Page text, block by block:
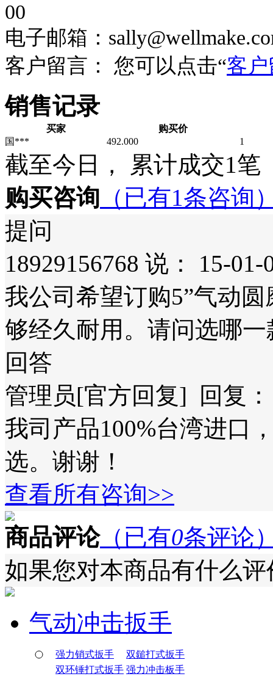
00
电子邮箱：
客户留言： 您可以点击“客户
销售记录
买家
购买价
国***
492.000 1
截至今日， 累计成交1笔
购买咨询 （已有1条咨询
提问
18929156768 说： 15-01-
我公司希望订购5”气动
够经久耐用。请问选哪
回答
管理员[官方回复] 回复
我司产品100%台湾进口
选。谢谢！
查看所有咨询>>
商品评论（已有0条评论
如果您对本商品有什么
气动冲击扳手
强力销式扳手
双鎚打式扳手
双环锤打式扳手 强力冲击板手